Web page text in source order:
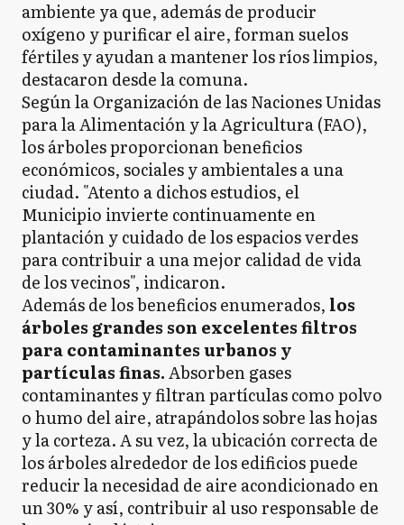
ambiente ya que, además de producir
oxígeno y purificar el aire, forman suelos
fértiles y ayudan a mantener los ríos limpios,
destacaron desde la comuna.
Según la Organización de las Naciones Unidas
para la Alimentación y la Agricultura (FAO),
los árboles proporcionan beneficios
económicos, sociales y ambientales a una
ciudad. "Atento a dichos estudios, el
Municipio invierte continuamente en
plantación y cuidado de los espacios verdes
para contribuir a una mejor calidad de vida
de los vecinos", indicaron.
Además de los beneficios enumerados, los
árboles grandes son excelentes filtros
para contaminantes urbanos y
partículas finas.Absorben gases
contaminantes y filtran partículas como polvo
o humo del aire, atrapándolos sobre las hojas
y la corteza. A su vez, la ubicación correcta de
los árboles alrededor de los edificios puede
reducir la necesidad de aire acondicionado en
un 30% y así, contribuir al uso responsable de